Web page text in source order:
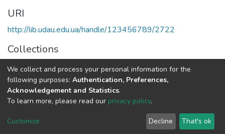
URI
http://lib.udau.edu.ua/handle/123456789/2722
Collections
Кафедра агробіології та біохімії
Full item page
DSpace software copyright © 2002-2026 LYRASIS
Send Feedback
We collect and process your personal information for the
following purposes: Authentication, Preferences,
Acknowledgement and Statistics.
To learn more, please read our privacy policy.
Customize Decline That's ok